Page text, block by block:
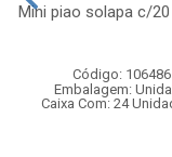
Mini piao solapa c/
Código: 106486
Embalagem:
Caixa Com: 24